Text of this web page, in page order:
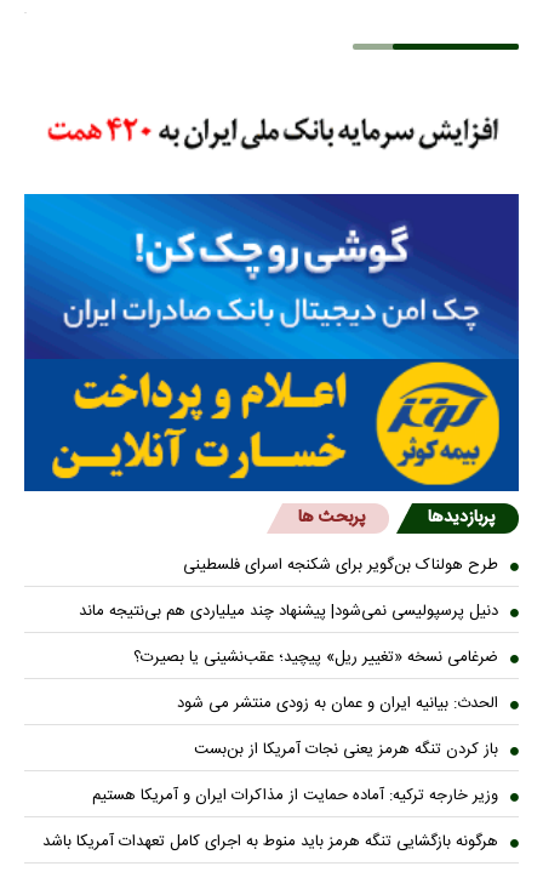
پربازدیدها پربحث ها
طرح هولناک بن‌گویر برای شکنجه اسرای فلسطینی
دنیل پرسپولیسی نمی‌شود| پیشنهاد چند میلیاردی هم بی‌نتیجه ماند
ضرغامی نسخه «تغییر ریل» پیچید؛ عقب‌نشینی یا بصیرت؟
الحدث: بیانیه ایران و عمان به زودی منتشر می شود
باز کردن تنگه هرمز یعنی نجات آمریکا از بن‌بست
وزیر خارجه ترکیه: آماده حمایت از مذاکرات ایران و آمریکا هستیم
هرگونه بازگشایی تنگه هرمز باید منوط به اجرای کامل تعهدات آمریکا باشد